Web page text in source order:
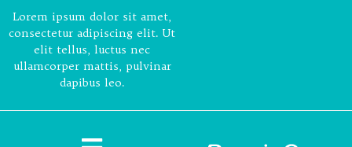
Lorem ipsum dolor sit amet,
consectetur adipiscing elit. Ut
elit tellus, luctus nec
ullamcorper mattis, pulvinar
dapibus leo.